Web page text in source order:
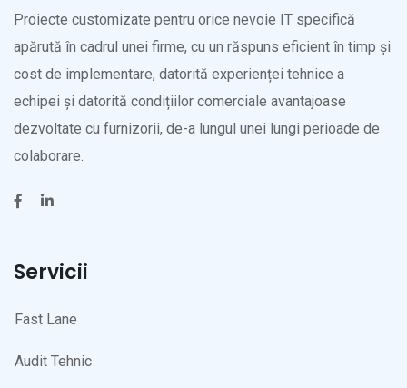
Proiecte customizate pentru orice nevoie IT specifică
apărută în cadrul unei firme, cu un răspuns eficient în timp și
cost de implementare, datorită experienței tehnice a
echipei și datorită condițiilor comerciale avantajoase
dezvoltate cu furnizorii, de-a lungul unei lungi perioade de
colaborare.
Servicii
Fast Lane
Audit Tehnic